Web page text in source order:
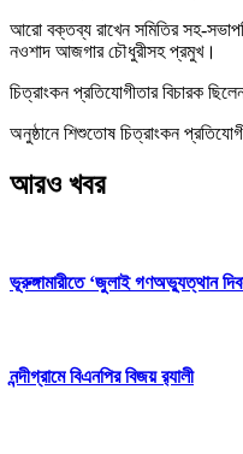
আরো বক্তব্য রাখেন সমিতির সহ-
নওশাদ আজগার চৌধুরীসহ প্রমুখ।
চিত্রাংকন প্রতিযোগীতার বিচারক
অনুষ্ঠানে শিশুতোষ চিত্রাংকন
আরও খবর
ভূরুঙ্গামারীতে ‘জুলাই গণঅভ্যুত্থান
নন্দীগ্রামে বিএনপির বিজয় র‌্যালী